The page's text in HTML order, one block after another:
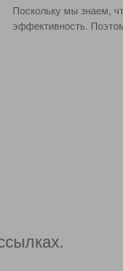
Поскольку мы знаем,
эффективность.